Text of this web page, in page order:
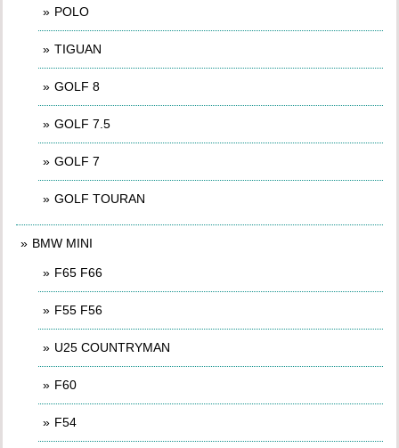
POLO
TIGUAN
GOLF 8
GOLF 7.5
GOLF 7
GOLF TOURAN
BMW MINI
F65 F66
F55 F56
U25 COUNTRYMAN
F60
F54